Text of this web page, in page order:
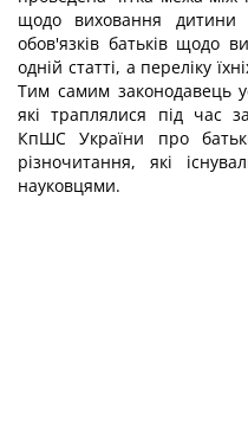
щодо виховання дитини
обов'язків батьків щодо
одній статті, а переліку
Тим самим законодавець
які траплялися під час
КпШС України про
різночитання, які
науковцями.